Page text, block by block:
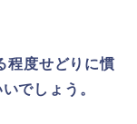
程度せどりに慣
でしょう。